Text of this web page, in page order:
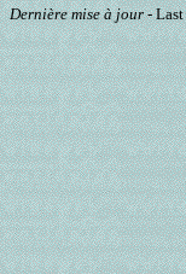
Dernière mise à jour -